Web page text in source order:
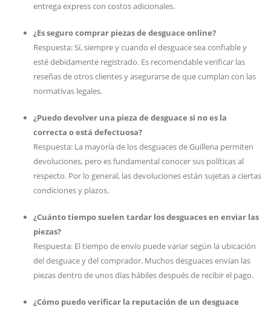
entrega express con costos adicionales.
¿Es seguro comprar piezas de desguace online?
Respuesta: Sí, siempre y cuando el desguace sea confiable y
esté debidamente registrado. Es recomendable verificar las
reseñas de otros clientes y asegurarse de que cumplan con las
normativas legales.
¿Puedo devolver una pieza de desguace si no es la
correcta o está defectuosa?
Respuesta: La mayoría de los desguaces de Guillena permiten
devoluciones, pero es fundamental conocer sus políticas al
respecto. Por lo general, las devoluciones están sujetas a ciertas
condiciones y plazos.
¿Cuánto tiempo suelen tardar los desguaces en enviar las
piezas?
Respuesta: El tiempo de envío puede variar según la ubicación
del desguace y del comprador. Muchos desguaces envían las
piezas dentro de unos días hábiles después de recibir el pago.
¿Cómo puedo verificar la reputación de un desguace